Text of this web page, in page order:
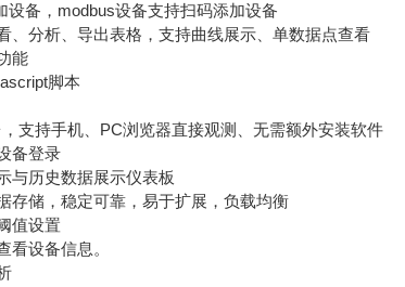
备，modbus设备支持扫码添加设备
分析、导出表格，支持曲线展示、单数据点查看
能
脚本
持手机、PC浏览器直接观测、无需额外安装软件
备登录
历史数据展示仪表板
储，稳定可靠，易于扩展，负载均衡
值设置
设备信息。